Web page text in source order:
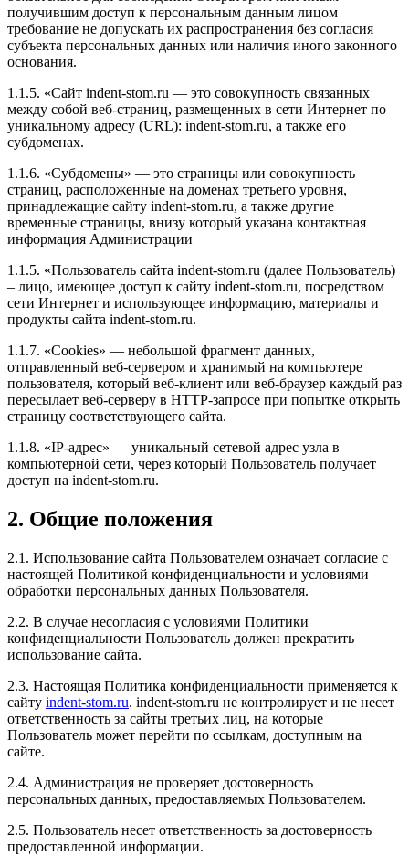
получившим доступ к персональным данным лицом
требование не допускать их распространения без согласия
субъекта персональных данных или наличия иного законного
основания.
1.1.5. «Сайт indent-stom.ru — это совокупность связанных
между собой веб-страниц, размещенных в сети Интернет по
уникальному адресу (URL): indent-stom.ru, а также его
субдоменах.
1.1.6. «Субдомены» — это страницы или совокупность
страниц, расположенные на доменах третьего уровня,
принадлежащие сайту indent-stom.ru, а также другие
временные страницы, внизу который указана контактная
информация Администрации
1.1.5. «Пользователь сайта indent-stom.ru (далее Пользователь)
– лицо, имеющее доступ к сайту indent-stom.ru, посредством
сети Интернет и использующее информацию, материалы и
продукты сайта indent-stom.ru.
1.1.7. «Cookies» — небольшой фрагмент данных,
отправленный веб-сервером и хранимый на компьютере
пользователя, который веб-клиент или веб-браузер каждый раз
пересылает веб-серверу в HTTP-запросе при попытке открыть
страницу соответствующего сайта.
1.1.8. «IP-адрес» — уникальный сетевой адрес узла в
компьютерной сети, через который Пользователь получает
доступ на indent-stom.ru.
2. Общие положения
2.1. Использование сайта Пользователем означает согласие с
настоящей Политикой конфиденциальности и условиями
обработки персональных данных Пользователя.
2.2. В случае несогласия с условиями Политики
конфиденциальности Пользователь должен прекратить
использование сайта.
2.3. Настоящая Политика конфиденциальности применяется к
сайту indent-stom.ru. indent-stom.ru не контролирует и не несет
ответственность за сайты третьих лиц, на которые
Пользователь может перейти по ссылкам, доступным на
сайте.
2.4. Администрация не проверяет достоверность
персональных данных, предоставляемых Пользователем.
2.5. Пользователь несет ответственность за достоверность
предоставленной информации.